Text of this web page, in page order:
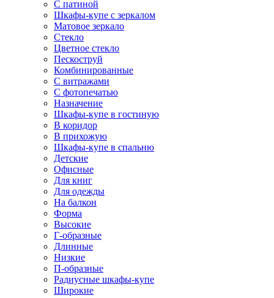
С патиной
Шкафы-купе с зеркалом
Матовое зеркало
Стекло
Цветное стекло
Пескоструй
Комбинированные
С витражами
С фотопечатью
Назначение
Шкафы-купе в гостиную
В коридор
В прихожую
Шкафы-купе в спальню
Детские
Офисные
Для книг
Для одежды
На балкон
Форма
Высокие
Г-образные
Длинные
Низкие
П-образные
Радиусные шкафы-купе
Широкие